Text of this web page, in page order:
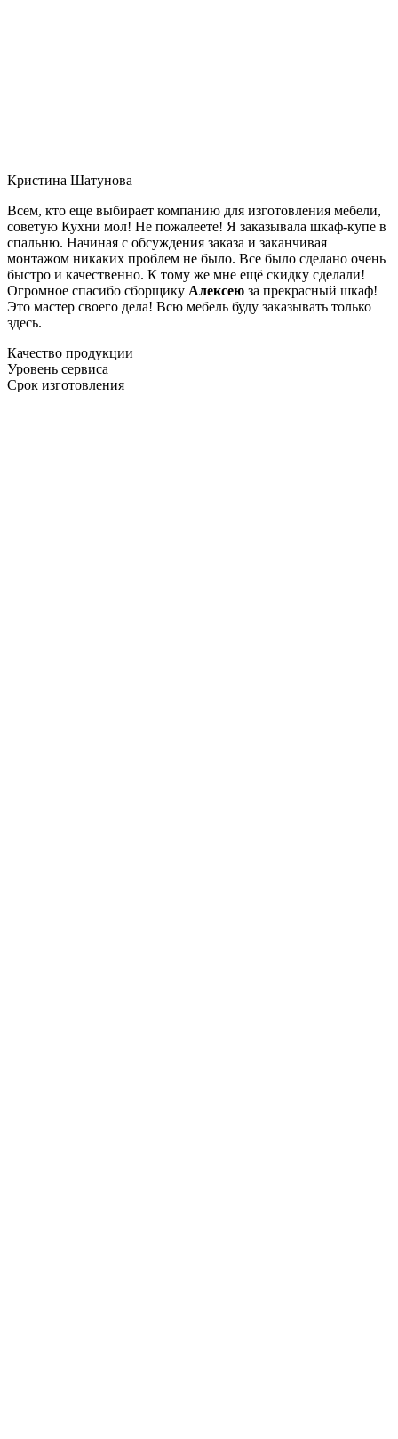
Кристина Шатунова
Всем, кто еще выбирает компанию для изготовления мебели,
советую Кухни мол! Не пожалеете! Я заказывала шкаф-купе в
спальню. Начиная с обсуждения заказа и заканчивая
монтажом никаких проблем не было. Все было сделано очень
быстро и качественно. К тому же мне ещё скидку сделали!
Огромное спасибо сборщику Алексею за прекрасный шкаф!
Это мастер своего дела! Всю мебель буду заказывать только
здесь.
Качество продукции
Уровень сервиса
Срок изготовления